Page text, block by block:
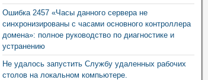
Ошибка 2457 «Часы данного сервера не
синхронизированы с часами основного контроллера
домена»: полное руководство по диагностике и
устранению
Не удалось запустить Службу удаленных рабочих
столов на локальном компьютере.